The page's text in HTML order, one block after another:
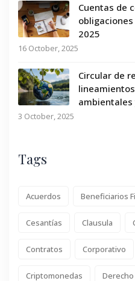
Cuentas de
2025
16 October, 2025
Circular de
3 October, 2025
Tags
Acuerdos Beneficiarios
Cesantías Clausula
Contratos Corporativo
Criptomonedas